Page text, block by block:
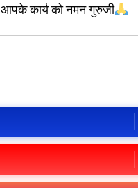
आपके कार्य को नमन गुरुजी